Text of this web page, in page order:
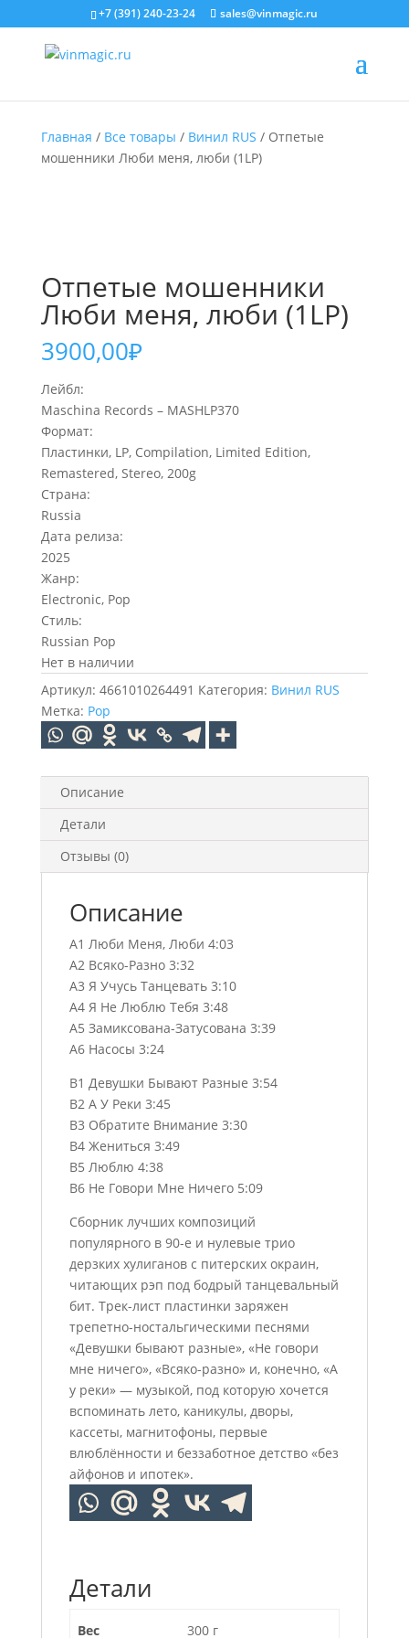
+7 (391) 240-23-24 sales@vinmagic.ru
Главная / Все товары / Винил RUS / Отпетые
мошенники Люби меня, люби (1LP)
Отпетые мошенники
Люби меня, люби (1LP)
3900,00₽
Лейбл:
Maschina Records – MASHLP370
Формат:
Пластинки, LP, Compilation, Limited Edition,
Remastered, Stereo, 200g
Страна:
Russia
Дата релиза:
2025
Жанр:
Electronic, Pop
Стиль:
Russian Pop
Нет в наличии
Артикул: 4661010264491 Категория: Винил RUS
Метка: Pop
Описание
Детали
Отзывы (0)
Описание
A1 Люби Меня, Люби 4:03
A2 Всяко-Разно 3:32
A3 Я Учусь Танцевать 3:10
A4 Я Не Люблю Тебя 3:48
A5 Замиксована-Затусована 3:39
A6 Насосы 3:24
B1 Девушки Бывают Разные 3:54
B2 А У Реки 3:45
B3 Обратите Внимание 3:30
B4 Жениться 3:49
B5 Люблю 4:38
B6 Не Говори Мне Ничего 5:09
Сборник лучших композиций
популярного в 90-е и нулевые трио
дерзких хулиганов с питерских окраин,
читающих рэп под бодрый танцевальный
бит. Трек-лист пластинки заряжен
трепетно-ностальгическими песнями
«Девушки бывают разные», «Не говори
мне ничего», «Всяко-разно» и, конечно, «А
у реки» — музыкой, под которую хочется
вспоминать лето, каникулы, дворы,
кассеты, магнитофоны, первые
влюблённости и беззаботное детство «без
айфонов и ипотек».
Детали
Вес 300 г